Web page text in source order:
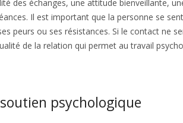
des échanges, une attitude bienveillante,
Il est important que la personne se
peurs ou ses résistances. Si le contact ne
de la relation qui permet au travail
psychologique